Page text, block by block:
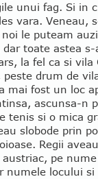
unui fag. Si in
vara. Veneau,
le puteam
dar toate astea
la fel ca si vila
peste drum de
mai fost un loc
ascunsa-n
tenis si o mica
slobode prin
Regii
pe
numele locului